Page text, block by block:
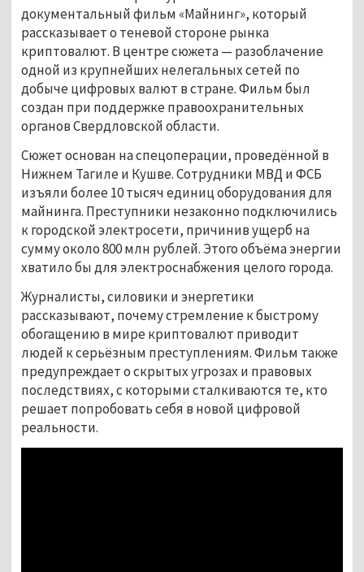
документальный фильм «Майнинг», который
рассказывает о теневой стороне рынка
криптовалют. В центре сюжета — разоблачение
одной из крупнейших нелегальных сетей по
добыче цифровых валют в стране. Фильм был
создан при поддержке правоохранительных
органов Свердловской области.
Сюжет основан на спецоперации, проведённой в
Нижнем Тагиле и Кушве. Сотрудники МВД и ФСБ
изъяли более 10 тысяч единиц оборудования для
майнинга. Преступники незаконно подключились
к городской электросети, причинив ущерб на
сумму около 800 млн рублей. Этого объёма энергии
хватило бы для электроснабжения целого города.
Журналисты, силовики и энергетики
рассказывают, почему стремление к быстрому
обогащению в мире криптовалют приводит
людей к серьёзным преступлениям. Фильм также
предупреждает о скрытых угрозах и правовых
последствиях, с которыми сталкиваются те, кто
решает попробовать себя в новой цифровой
реальности.